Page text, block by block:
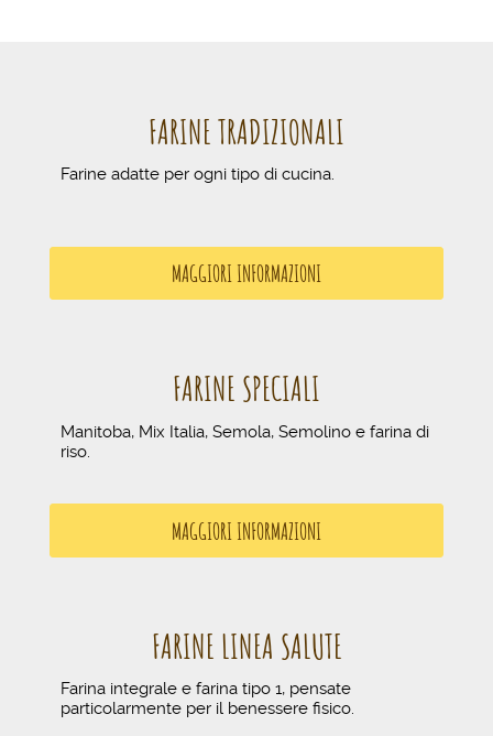
FARINE TRADIZIONALI
Farine adatte per ogni tipo di cucina.
MAGGIORI INFORMAZIONI
FARINE SPECIALI
Manitoba, Mix Italia, Semola, Semolino e farina di
riso.
MAGGIORI INFORMAZIONI
FARINE LINEA SALUTE
Farina integrale e farina tipo 1, pensate
particolarmente per il benessere fisico.